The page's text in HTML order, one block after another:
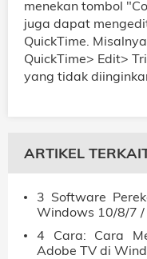
menekan tombol
juga dapat
QuickTime.
QuickTime> Edit>
yang tidak
ARTIKEL
3 Software
Windows 10/8/7 /
4 Cara: Cara
Adobe TV di